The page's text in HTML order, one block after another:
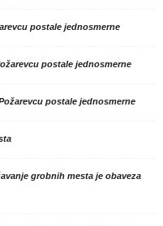
postale jednosmerne
postale jednosmerne
postale jednosmerne
grobnih mesta je obaveza